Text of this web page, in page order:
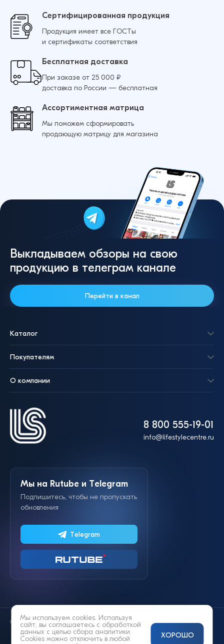
Сертифицированная продукция
Продукция имеет все ГОСТы
и сертификаты соответствия
Бесплатная доставка
При заказе от 25 000 ₽
доставка по России — бесплатная
Ассортиментная матрица
Мы поможем сформировать
продающую матрицу для магазина
Выкладываем обзоры на свою
продукцию в телеграм канале
Перейти в канал
8 800 555-19-01
info@lifestylecentre.ru
Каталог
Покупателям
О компании
Мы на Rutube и Telegram
Подпишитесь, чтобы не пропускать
обновления
Telegram
© 2014—2026 «Lifestyle»
Мы используем cookies. Используя
сайт, вы соглашаетесь с обработкой
данных с целью сбора аналитики.
Cookies можно отключить в любой
ХОРОШО